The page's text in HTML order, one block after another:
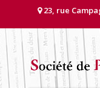
23, rue